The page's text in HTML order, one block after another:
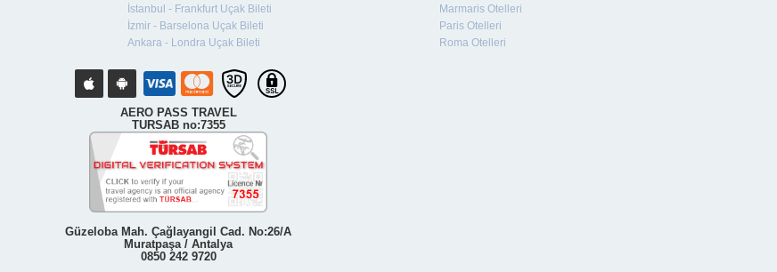
İstanbul - Frankfurt Uçak Bileti
İzmir - Barselona Uçak Bileti
Ankara - Londra Uçak Bileti
Marmaris Otelleri
Paris Otelleri
Roma Otelleri
AERO PASS TRAVEL
TURSAB no:7355
Güzeloba Mah. Çağlayangil Cad. No:26/A
Muratpaşa / Antalya
0850 242 9720